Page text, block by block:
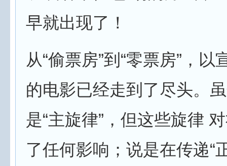
早就出现了！
从“偷票房”到“零票房”，以
的电影已经走到了尽头。
是“主旋律”，但这些旋律
了任何影响；说是在传递“